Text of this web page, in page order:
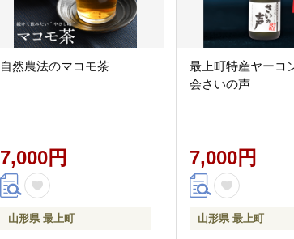
自然農法のマコモ茶
7,000円
山形県 最上町
最上町特産ヤーコ
会さいの声
7,000円
山形県 最上町